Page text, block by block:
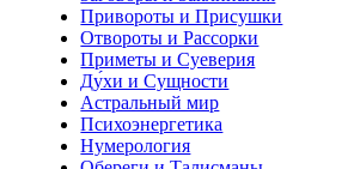
Привороты и Присушки
Отвороты и Рассорки
Приметы и Суеверия
Ду́хи и Сущности
Астральный мир
Психоэнергетика
Нумерология